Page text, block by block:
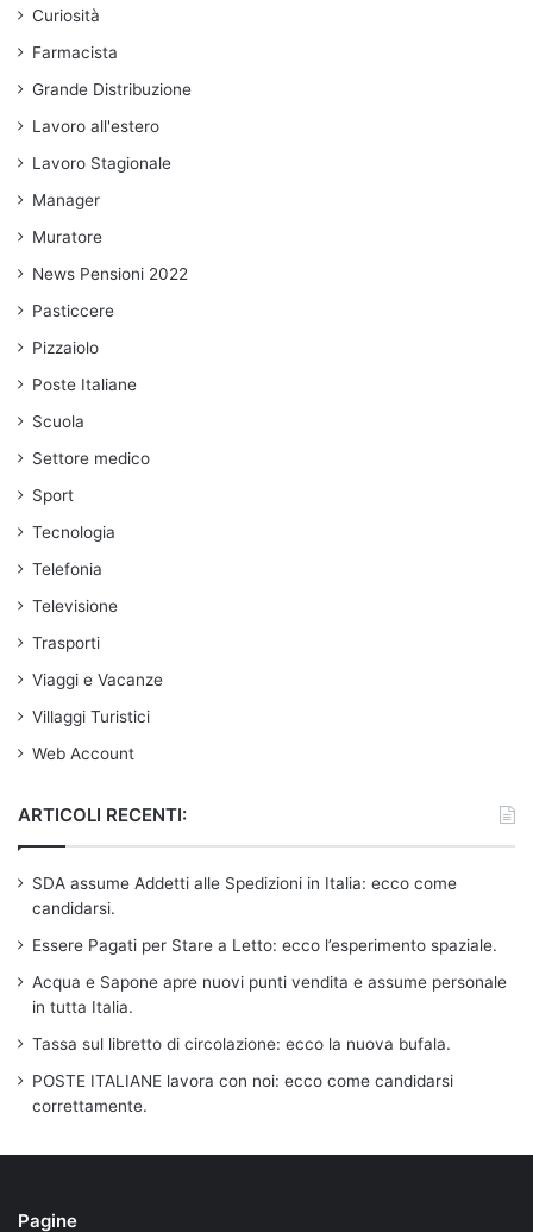
Curiosità
Farmacista
Grande Distribuzione
Lavoro all'estero
Lavoro Stagionale
Manager
Muratore
News Pensioni 2022
Pasticcere
Pizzaiolo
Poste Italiane
Scuola
Settore medico
Sport
Tecnologia
Telefonia
Televisione
Trasporti
Viaggi e Vacanze
Villaggi Turistici
Web Account
ARTICOLI RECENTI:
SDA assume Addetti alle Spedizioni in Italia: ecco come
candidarsi.
Essere Pagati per Stare a Letto: ecco l’esperimento spaziale.
Acqua e Sapone apre nuovi punti vendita e assume personale
in tutta Italia.
Tassa sul libretto di circolazione: ecco la nuova bufala.
POSTE ITALIANE lavora con noi: ecco come candidarsi
correttamente.
Pagine